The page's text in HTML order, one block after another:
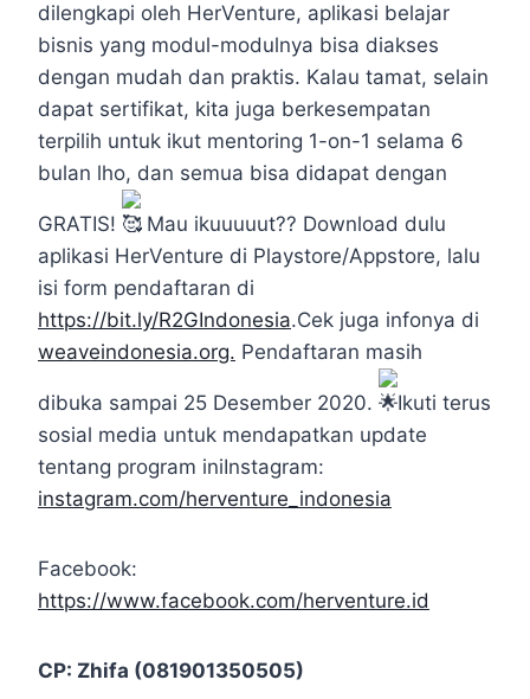
dilengkapi oleh HerVenture, aplikasi belajar
bisnis yang modul-modulnya bisa diakses
dengan mudah dan praktis. Kalau tamat, selain
dapat sertifikat, kita juga berkesempatan
terpilih untuk ikut mentoring 1-on-1 selama 6
bulan lho, dan semua bisa didapat dengan
GRATIS!
Mau ikuuuuut?? Download dulu
aplikasi HerVenture di Playstore/Appstore, lalu
isi form pendaftaran di
https://bit.ly/R2GIndonesia.Cek juga infonya di
weaveindonesia.org. Pendaftaran masih
dibuka sampai 25 Desember 2020.
Ikuti terus
sosial media untuk mendapatkan update
tentang program iniInstagram:
instagram.com/herventure_indonesia
Facebook:
https://www.facebook.com/herventure.id
CP: Zhifa (081901350505)